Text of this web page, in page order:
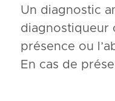
Un diagnostic
diagnostiqueur
présence ou
En cas de